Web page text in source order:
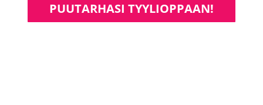
PUUTARHASI TYYLIOPPAAN!